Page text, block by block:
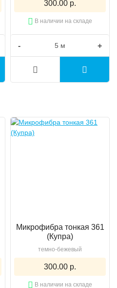
300.00 р.
В наличии на складе
- +
Микрофибра тонкая 361
(Купра)
темно-бежевый
300.00 р.
В наличии на складе